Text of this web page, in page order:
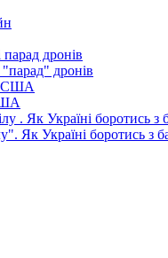
дронів
Як Україні боротись з